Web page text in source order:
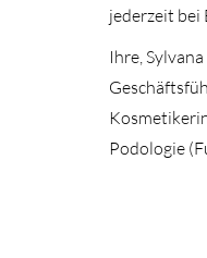
jederzeit bei
Ihre,
Podologie